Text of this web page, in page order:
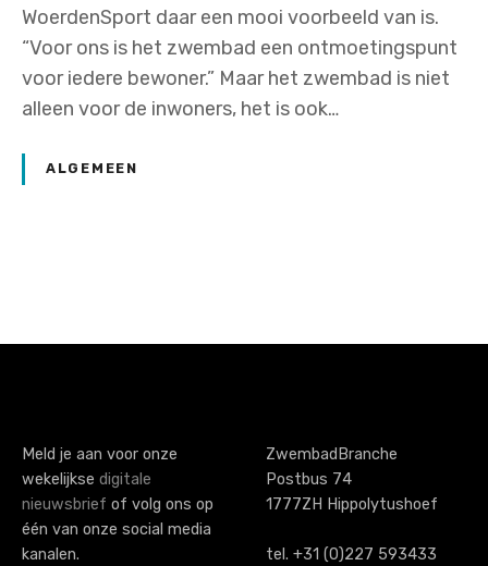
WoerdenSport daar een mooi voorbeeld van is.
“Voor ons is het zwembad een ontmoetingspunt
voor iedere bewoner.” Maar het zwembad is niet
alleen voor de inwoners, het is ook…
ALGEMEEN
o
s
n
a
Meld je aan voor onze
wekelijkse digitale
nieuwsbrief of volg ons op
één van onze social media
kanalen.
ZwembadBranche
Postbus 74
1777ZH Hippolytushoef
tel. +31 (0)227 593433